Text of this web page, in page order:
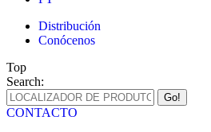
Distribución
Conócenos
Top
Search:
CONTACTO